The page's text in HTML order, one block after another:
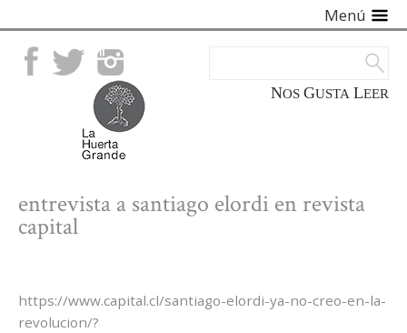
Facebook TwitterInstagram
NOS GUSTA LEER
Menú
entrevista a santiago elordi en revista
capital
https://www.capital.cl/santiago-elordi-ya-no-creo-en-la-
revolucion/?